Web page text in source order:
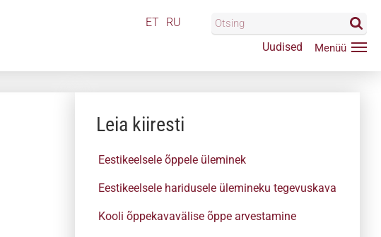
ET RU
Uudised
Leia kiiresti
Eestikeelsele õppele üleminek
Eestikeelsele haridusele ülemineku tegevuskava
Kooli õppekavavälise õppe arvestamine